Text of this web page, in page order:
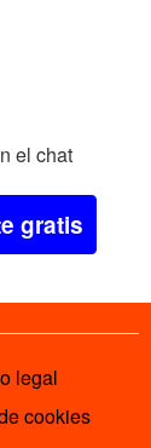
el chat
gratis
legal
cookies